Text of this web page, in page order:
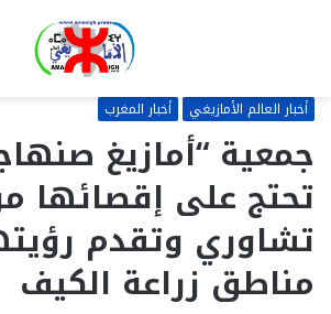
أخبار العالم الأمازيغي أخبار المغرب
جمعية “أمازيغ
تحتج على إقصائها
تشاوري وتقدم
مناطق زراعة الكيف